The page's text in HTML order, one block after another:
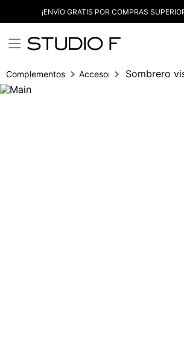
¡ENVÍO GRATIS POR COMPRAS
Complementos Accesorios